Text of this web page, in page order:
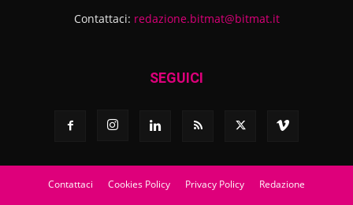
Contattaci: redazione.bitmat@bitmat.it
SEGUICI
Contattaci Cookies Policy Privacy Policy Redazione